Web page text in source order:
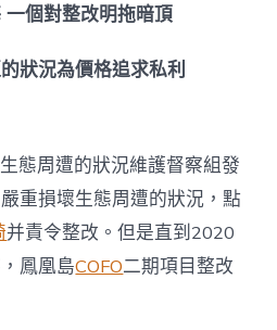
個對整改明拖暗頂
狀況為價格追求私利
態周遭的狀況維護督察組發
重損壞生態周遭的狀況，點
并責令整改。但是直到2020
鳳凰島COFO二期項目整改